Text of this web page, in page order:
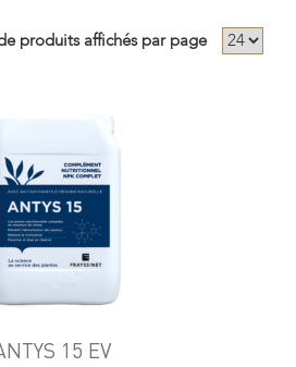
produits affichés par page
15 EV